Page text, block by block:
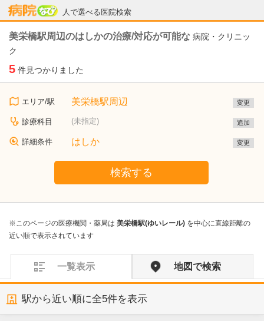
人で選べる医院検索
病院なび
美栄橋駅周辺のはしかの治療/対応が可能な 病院・クリニッ
ク
5 件見つかりました
エリア/駅 美栄橋駅周辺 変更
診療科目 (未指定) 追加
詳細条件 はしか 変更
検索する
※このページの医療機関・薬局は 美栄橋駅(ゆいレール) を中心に直線距離の
近い順で表示されています
一覧表示 地図で検索
駅から近い順に全5件を表示